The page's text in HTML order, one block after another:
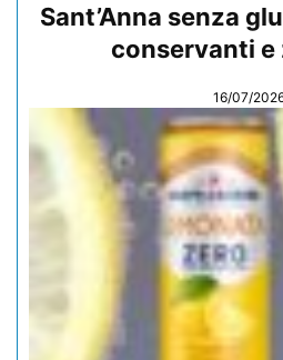
Sant’Anna senza
conservanti e
16/07/